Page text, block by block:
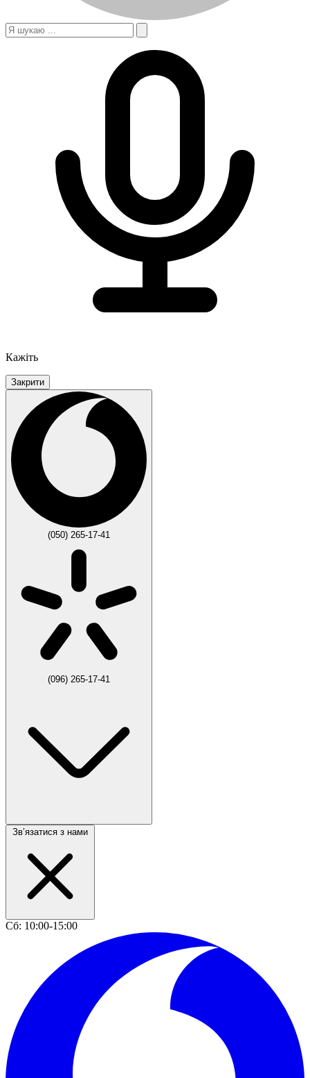
Кажіть
Закрити
(050) 265-17-41
(096) 265-17-41
Звʼязатися з нами
Сб: 10:00-15:00